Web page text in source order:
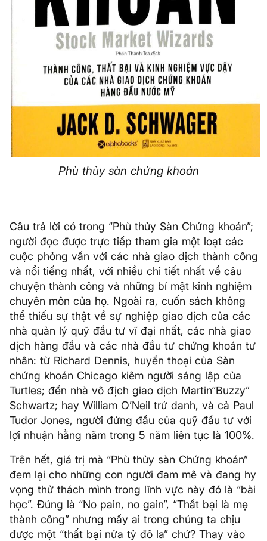
Phù thủy sàn chứng khoán
Câu trả lời có trong “Phù thủy Sàn Chứng khoán”;
người đọc được trực tiếp tham gia một loạt các
cuộc phỏng vấn với các nhà giao dịch thành công
và nổi tiếng nhất, với nhiều chi tiết nhất về câu
chuyện thành công và những bí mật kinh nghiệm
chuyên môn của họ. Ngoài ra, cuốn sách không
thể thiếu sự thật về sự nghiệp giao dịch của các
nhà quản lý quỹ đầu tư vĩ đại nhất, các nhà giao
dịch hàng đầu và các nhà đầu tư chứng khoán tư
nhân: từ Richard Dennis, huyền thoại của Sàn
chứng khoán Chicago kiêm người sáng lập của
Turtles; đến nhà vô địch giao dịch Martin“Buzzy”
Schwartz; hay William O’Neil trứ danh, và cả Paul
Tudor Jones, người đứng đầu của quỹ đầu tư với
lợi nhuận hằng năm trong 5 năm liên tục là 100%.
Trên hết, giá trị mà “Phù thủy sàn Chứng khoán”
đem lại cho những con người đam mê và đang hy
vọng thử thách mình trong lĩnh vực này đó là “bài
học”. Đúng là “No pain, no gain”, “Thất bại là mẹ
thành công” nhưng mấy ai trong chúng ta chịu
được một “thất bại nửa tỷ đô la” chứ? Thay vào